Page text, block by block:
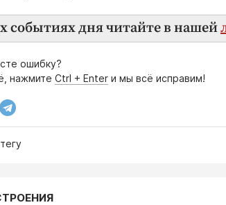
событиях дня читайте в нашей
ошибку?
нажмите Ctrl + Enter и мы всё исправим!